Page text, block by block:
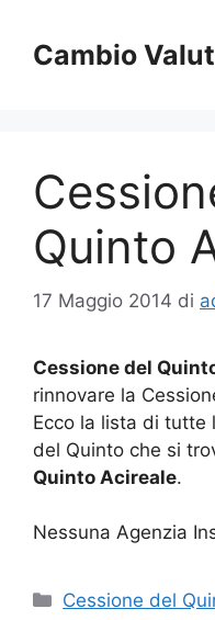
contenuto
Cambio
Quinto
17 Maggio 2014 di
Cessione del
rinnovare la
Ecco la lista di tutte
del Quinto che si
Quinto Acireale.
Nessuna Agenzia
Categorie
Cessione del